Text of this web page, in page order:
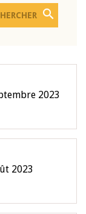
2023
2023